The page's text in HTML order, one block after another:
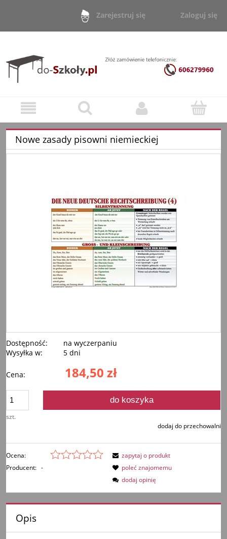
Zarejestruj się Zaloguj się
Nowe zasady pisowni niemieckiej
Dostępność:
na wyczerpaniu
Wysyłka w:
5 dni
Cena: 184,50 zł
szt.
do koszyka
dodaj do przechowalni
Ocena:
Producent: -
zapytaj o produkt
poleć znajomemu
dodaj opinię
Opis